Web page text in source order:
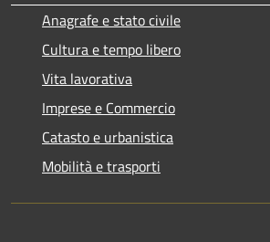
Anagrafe e stato civile
Cultura e tempo libero
Vita lavorativa
Imprese e Commercio
Catasto e urbanistica
Mobilità e trasporti